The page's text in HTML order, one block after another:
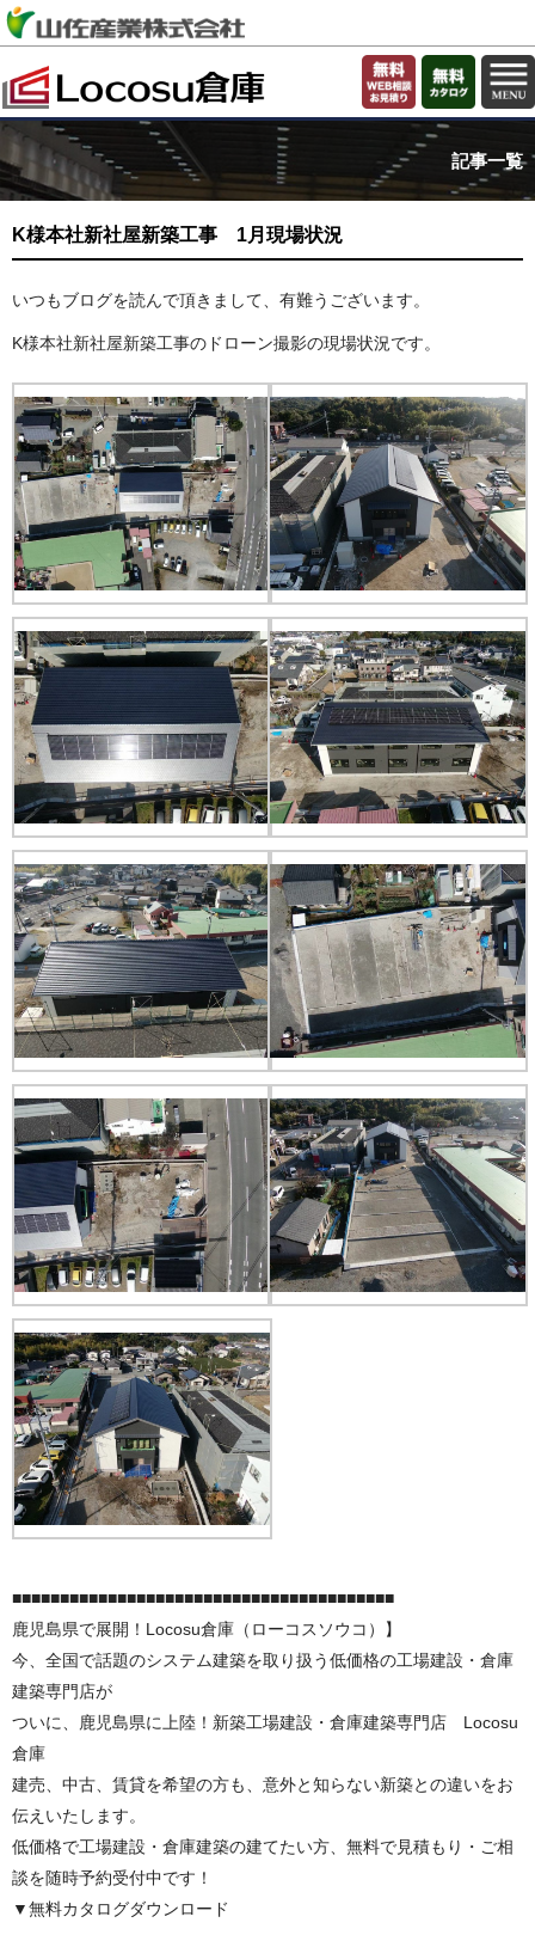
記事一覧
K様本社新社屋新築工事 1月現場状況
いつもブログを読んで頂きまして、有難うございます。
K様本社新社屋新築工事のドローン撮影の現場状況です。
■■■■■■■■■■■■■■■■■■■■■■■■■■■■■■■■■■■■■■■■
鹿児島県で展開！Locosu倉庫（ローコスソウコ）】
今、全国で話題のシステム建築を取り扱う低価格の工場建設・倉庫
建築専門店が
ついに、鹿児島県に上陸！新築工場建設・倉庫建築専門店 Locosu
倉庫
建売、中古、賃貸を希望の方も、意外と知らない新築との違いをお
伝えいたします。
低価格で工場建設・倉庫建築の建てたい方、無料で見積もり・ご相
談を随時予約受付中です！
▼無料カタログダウンロード